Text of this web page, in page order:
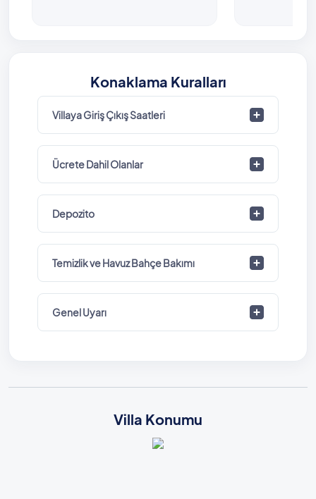
Konaklama Kuralları
Villaya Giriş Çıkış Saatleri
Ücrete Dahil Olanlar
Depozito
Temizlik ve Havuz Bahçe Bakımı
Genel Uyarı
Villa Konumu